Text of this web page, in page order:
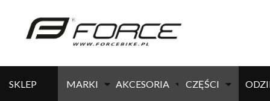
SKLEP MARKI AKCESORIA CZĘŚCI